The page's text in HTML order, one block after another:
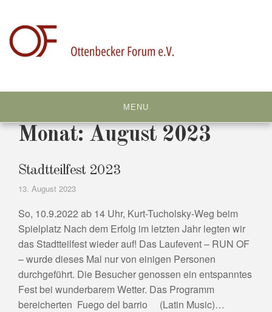
content
MENU
Monat: August 2023
Stadtteilfest 2023
13. August 2023
So, 10.9.2022 ab 14 Uhr, Kurt-Tucholsky-Weg beim
Spielplatz Nach dem Erfolg im letzten Jahr legten wir
das Stadtteilfest wieder auf! Das Laufevent – RUN OF
– wurde dieses Mal nur von einigen Personen
durchgeführt. Die Besucher genossen ein entspanntes
Fest bei wunderbarem Wetter. Das Programm
bereicherten Fuego del barrio (Latin Music)…